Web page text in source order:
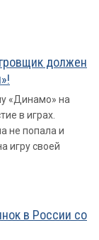
должен
«Динамо» на
в играх.
не попала и
игру своей
в России со